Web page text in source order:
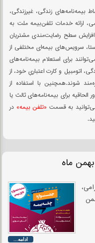
ماه
ادامه...
بیمه‌نامه‌های زندگی، غیرزندگی،
ارائه خدمات تلفن‌بیمه ملت به
سطح رضایت‌مندی مشتریان
سرویس‌های بیمه‌ای مختلفی از
برای استعلام بیمه‌نامه‌های
اتومبیل و کارت اعتباریِ خود، از
ملت با شماره 85334-021 بهره‌مند شوند.همچنین با استفاده از
برای بیمه‌نامه‌های ثالث یا
به قسمت «تلفن بیمه» در